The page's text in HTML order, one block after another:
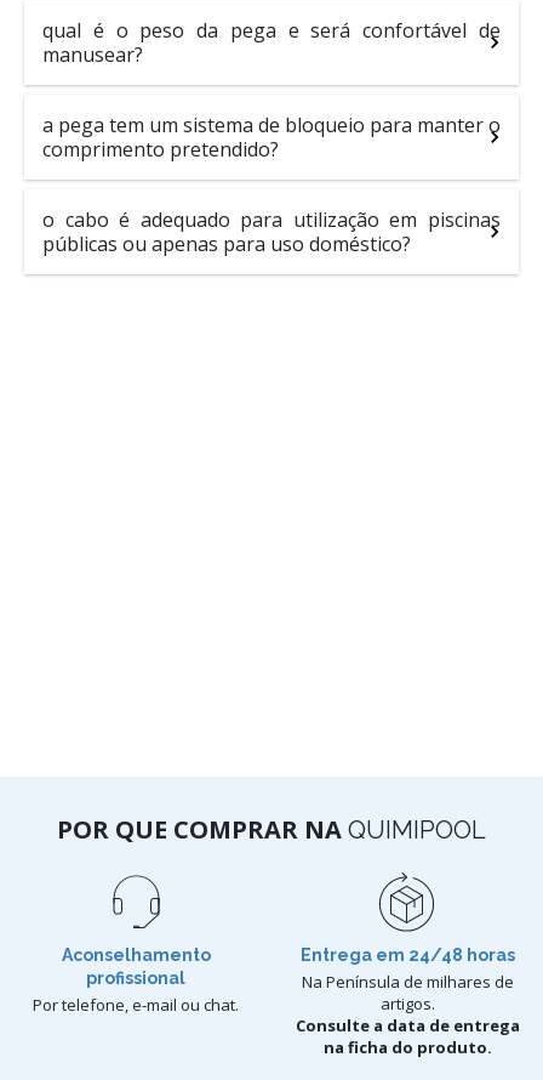
qual é o peso da pega e será confortável de
manusear?
a pega tem um sistema de bloqueio para manter o
comprimento pretendido?
o cabo é adequado para utilização em piscinas
públicas ou apenas para uso doméstico?
POR QUE COMPRAR NA QUIMIPOOL
Aconselhamento
profissional
Por telefone, e-mail ou chat.
Entrega em 24/48 horas
Na Península de milhares de
artigos.
Consulte a data de entrega
na ficha do produto.